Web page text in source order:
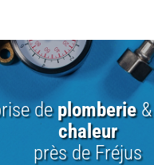
deplomberie&
chaleur
près de Fréjus